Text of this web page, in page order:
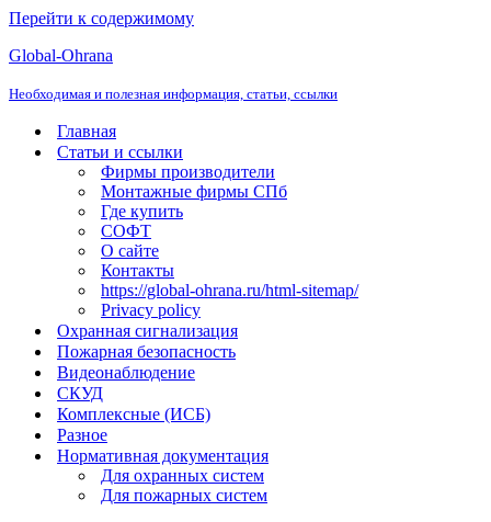
Перейти к содержимому
Global-Ohrana
Необходимая и полезная информация, статьи, ссылки
Главная
Статьи и ссылки
Фирмы производители
Монтажные фирмы СПб
Где купить
СОФТ
О сайте
Контакты
https://global-ohrana.ru/html-sitemap/
Privacy policy
Охранная сигнализация
Пожарная безопасность
Видеонаблюдение
СКУД
Комплексные (ИСБ)
Разное
Нормативная документация
Для охранных систем
Для пожарных систем